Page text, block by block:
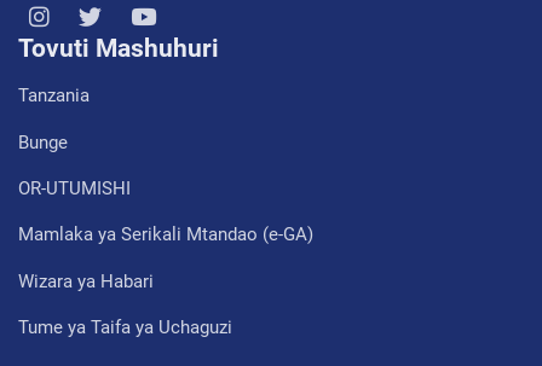
Tovuti Mashuhuri
Tanzania
Bunge
OR-UTUMISHI
Mamlaka ya Serikali Mtandao (e-GA)
Wizara ya Habari
Tume ya Taifa ya Uchaguzi